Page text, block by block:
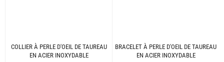
COLLIER À PERLE D'OEIL DE TAUREAU
EN ACIER INOXYDABLE
BRACELET À PERLE D'OEIL DE TAUREAU
EN ACIER INOXYDABLE